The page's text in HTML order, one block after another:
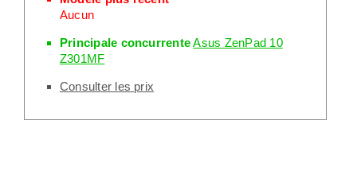
Aucun
Principale concurrente Asus ZenPad 10
Z301MF
Consulter les prix